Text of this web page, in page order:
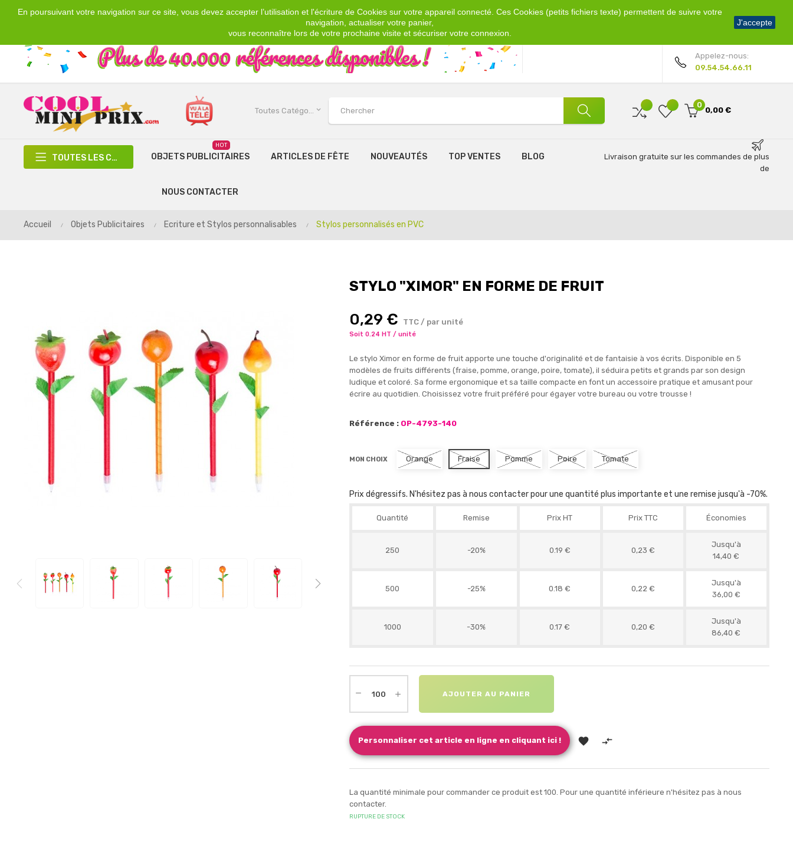
En poursuivant votre navigation sur ce site, vous devez accepter l’utilisation et l'écriture de Cookies sur votre appareil connecté. Ces Cookies (petits fichiers texte) permettent de suivre votre
navigation, actualiser votre panier,
vous reconnaître lors de votre prochaine visite et sécuriser votre connexion.
J'accepte
Emplacement
Devise
Bienvenue !
Mon compte
Appelez-nous:
09.54.54.66.11
Toutes Catégories keyboard_arrow_down
0
0,00 €
TOUTES LES CATÉGORIES OBJETS PUBLICITAIRES
HOT
ARTICLES DE FÊTE NOUVEAUTÉS TOP VENTES BLOG
NOUS CONTACTER
Livraison gratuite sur les commandes de plus
de
Accueil Objets Publicitaires Ecriture et Stylos personnalisables Stylos personnalisés en PVC
STYLO "XIMOR" EN FORME DE FRUIT
0,29 € TTC / par unité
Soit 0.24 HT / unité
Le stylo Ximor en forme de fruit apporte une touche d'originalité et de fantaisie à vos écrits. Disponible en 5
modèles de fruits différents (fraise, pomme, orange, poire, tomate), il séduira petits et grands par son design
ludique et coloré. Sa forme ergonomique et sa taille compacte en font un accessoire pratique et amusant pour
écrire au quotidien. Choisissez votre fruit préféré pour égayer votre bureau ou votre trousse !
Référence : OP-4793-140
MON CHOIX Orange Fraise Pomme Poire Tomate
Prix dégressifs. N'hésitez pas à nous contacter pour une quantité plus importante et une remise jusqu'à -70%.
Quantité Remise Prix HT Prix TTC Économies
250 -20% 0.19 € 0,23 €
Jusqu'à
14,40 €
500 -25% 0.18 € 0,22 €
Jusqu'à
36,00 €
1000 -30% 0.17 € 0,20 €
Jusqu'à
86,40 €
AJOUTER AU PANIER
Personnaliser cet article en ligne en cliquant ici !  
La quantité minimale pour commander ce produit est 100. Pour une quantité inférieure n'hésitez pas à nous
contacter.
RUPTURE DE STOCK